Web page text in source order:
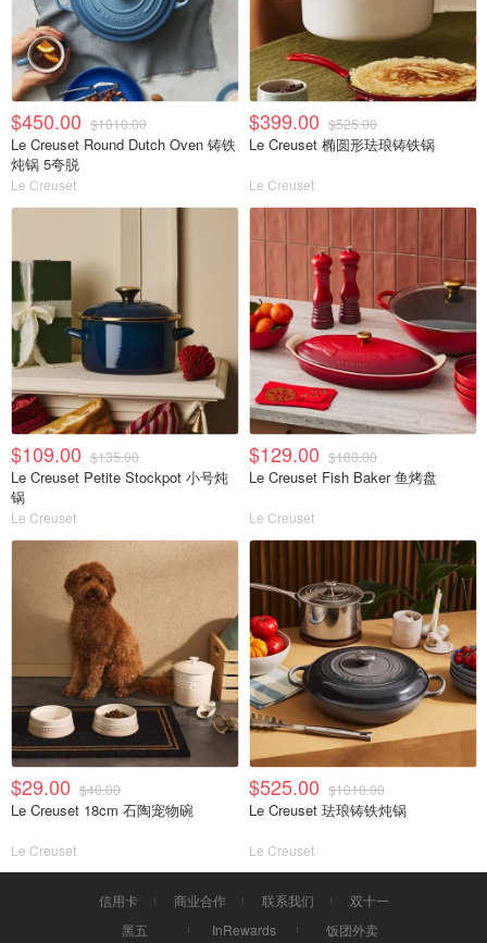
$450.00 $1010.00
Le Creuset Round Dutch Oven 铸铁
炖锅 5夸脱
Le Creuset
$399.00 $525.00
Le Creuset 椭圆形珐琅铸铁锅
Le Creuset
$109.00 $135.00
Le Creuset Petite Stockpot 小号炖
锅
Le Creuset
$129.00 $180.00
Le Creuset Fish Baker 鱼烤盘
Le Creuset
$29.00 $40.00
Le Creuset 18cm 石陶宠物碗
Le Creuset
$525.00 $1010.00
Le Creuset 珐琅铸铁炖锅
Le Creuset
信用卡 商业合作 联系我们
双十一
黑五
InRewards 饭团外卖